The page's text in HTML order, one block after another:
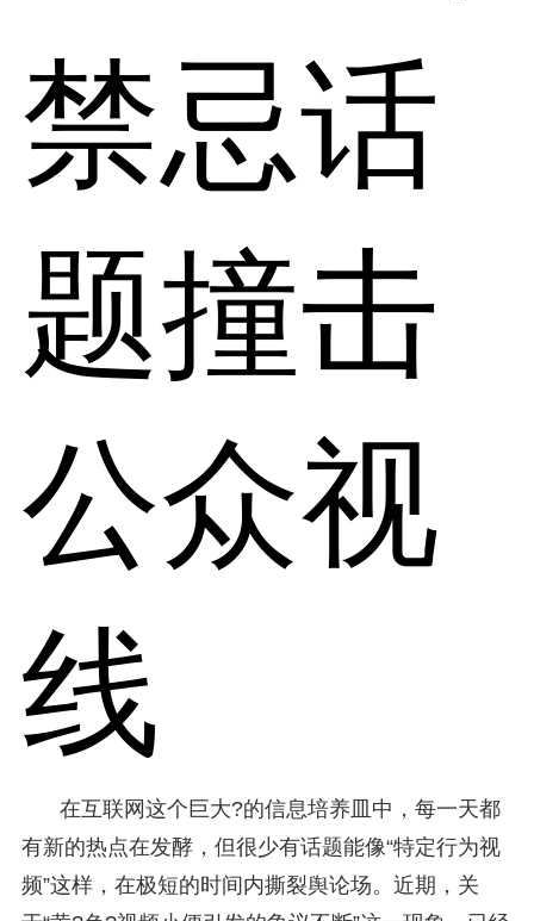
禁忌话
题撞击
公众视
线
在互联网这个巨大?的信息培养皿中，每一天都
有新的热点在发酵，但很少有话题能像“特定行为视
频”这样，在极短的时间内撕裂舆论场。近期，关